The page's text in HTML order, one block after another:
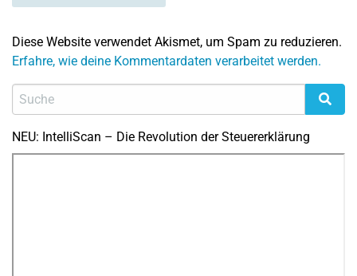
Diese Website verwendet Akismet, um Spam zu reduzieren.
Erfahre, wie deine Kommentardaten verarbeitet werden.
NEU: IntelliScan – Die Revolution der Steuererklärung